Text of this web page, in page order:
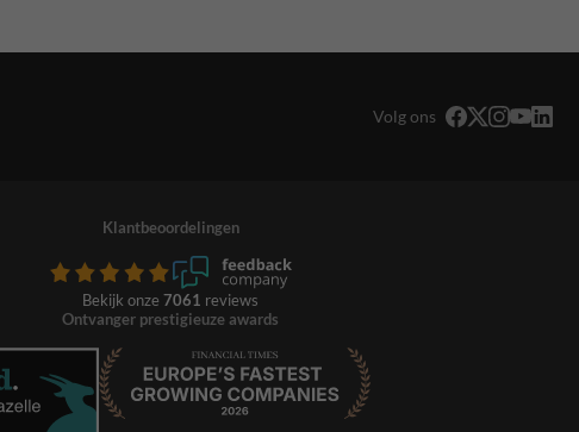
Volg ons
Klantbeoordelingen
Bekijk onze 7061 reviews
Ontvanger prestigieuze awards